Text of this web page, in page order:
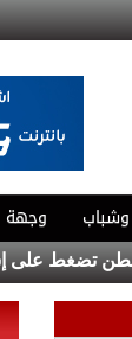
وجهة
على